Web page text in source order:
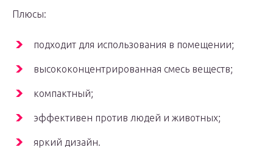
Плюсы:
подходит для использования в помещении;
высококонцентрированная смесь веществ;
компактный;
эффективен против людей и животных;
яркий дизайн.